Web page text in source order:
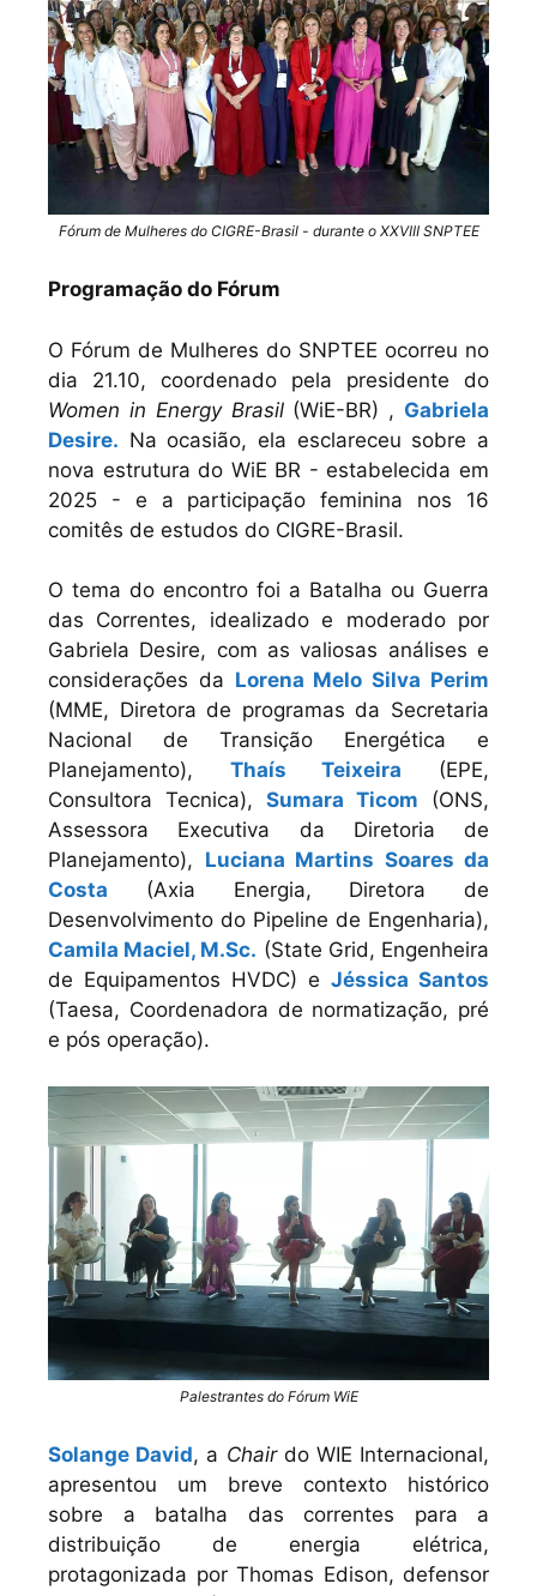
Fórum de Mulheres do CIGRE-Brasil - durante o XXVIII SNPTEE
Programação do Fórum
O Fórum de Mulheres do SNPTEE ocorreu no
dia 21.10, coordenado pela presidente do
Women in Energy Brasil(WiE-BR) , Gabriela
Desire. Na ocasião, ela esclareceu sobre a
nova estrutura do WiE BR - estabelecida em
2025 - e a participação feminina nos 16
comitês de estudos do CIGRE-Brasil.
O tema do encontro foi a Batalha ou Guerra
das Correntes, idealizado e moderado por
Gabriela Desire, com as valiosas análises e
considerações da Lorena Melo Silva Perim
(MME, Diretora de programas da Secretaria
Nacional de Transição Energética e
Planejamento), Thaís Teixeira (EPE,
Consultora Tecnica), Sumara Ticom (ONS,
Assessora Executiva da Diretoria de
Planejamento), Luciana Martins Soares da
Costa (Axia Energia, Diretora de
Desenvolvimento do Pipeline de Engenharia),
Camila Maciel, M.Sc. (State Grid, Engenheira
de Equipamentos HVDC) e Jéssica Santos
(Taesa, Coordenadora de normatização, pré
e pós operação).
Palestrantes do Fórum WiE
Solange David, a Chairdo WIE Internacional,
apresentou um breve contexto histórico
sobre a batalha das correntes para a
distribuição de energia elétrica,
protagonizada por Thomas Edison, defensor